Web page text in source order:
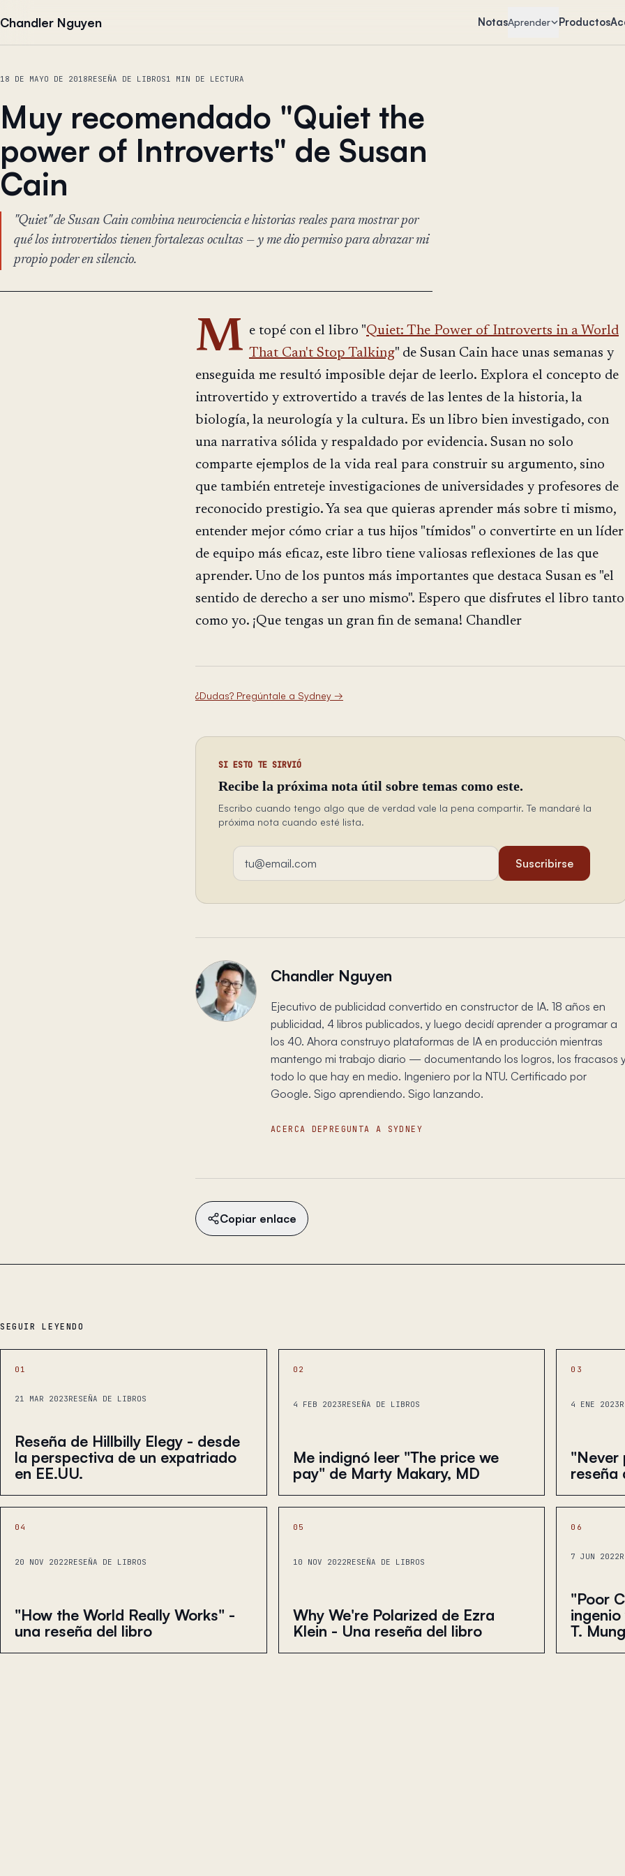
Chandler Nguyen NotasAprender Productos
18 DE MAYO DE 2018RESEÑA DE LIBROS1 MIN DE LECTURA
Muy recomendado "Quiet the
power of Introverts" de Susan
Cain
"Quiet" de Susan Cain combina neurociencia e historias reales para mostrar por
qué los introvertidos tienen fortalezas ocultas — y me dio permiso para abrazar mi
propio poder en silencio.
M e topé con el libro "Quiet: The Power of Introverts in a World
That Can't Stop Talking" de Susan Cain hace unas semanas y
enseguida me resultó imposible dejar de leerlo. Explora el concepto de
introvertido y extrovertido a través de las lentes de la historia, la
biología, la neurología y la cultura. Es un libro bien investigado, con
una narrativa sólida y respaldado por evidencia. Susan no solo
comparte ejemplos de la vida real para construir su argumento, sino
que también entreteje investigaciones de universidades y profesores de
reconocido prestigio. Ya sea que quieras aprender más sobre ti mismo,
entender mejor cómo criar a tus hijos "tímidos" o convertirte en un líder
de equipo más eficaz, este libro tiene valiosas reflexiones de las que
aprender. Uno de los puntos más importantes que destaca Susan es "el
sentido de derecho a ser uno mismo". Espero que disfrutes el libro tanto
como yo. ¡Que tengas un gran fin de semana! Chandler
¿Dudas? Pregúntale a Sydney →
SI ESTO TE SIRVIÓ
Recibe la próxima nota útil sobre temas como este.
Escribo cuando tengo algo que de verdad vale la pena compartir. Te mandaré la
próxima nota cuando esté lista.
Dirección de email
Suscribirse
Chandler Nguyen
Ejecutivo de publicidad convertido en constructor de IA. 18 años en
publicidad, 4 libros publicados, y luego decidí aprender a programar a
los 40. Ahora construyo plataformas de IA en producción mientras
mantengo mi trabajo diario — documentando los logros, los fracasos
todo lo que hay en medio. Ingeniero por la NTU. Certificado por
Google. Sigo aprendiendo. Sigo lanzando.
ACERCA DE PREGUNTA A SYDNEY
Copiar enlace
SEGUIR LEYENDO
01
21 MAR 2023RESEÑA DE LIBROS
Reseña de Hillbilly Elegy - desde
la perspectiva de un expatriado
en EE.UU.
02
4 FEB 2023RESEÑA DE LIBROS
Me indignó leer "The price we
pay" de Marty Makary, MD
03
4 ENE 2023
reseña
04
20 NOV 2022RESEÑA DE LIBROS
"How the World Really Works" -
una reseña del libro
05
10 NOV 2022RESEÑA DE LIBROS
Why We're Polarized de Ezra
Klein - Una reseña del libro
06
7 JUN 2022
"Poor
T.